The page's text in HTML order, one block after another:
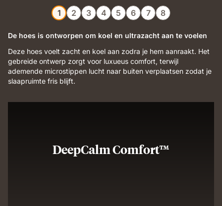
1 2 3 4 5 6 7 8
De hoes is ontworpen om koel en ultrazacht aan te voelen
Deze hoes voelt zacht en koel aan zodra je hem aanraakt. Het
gebreide ontwerp zorgt voor luxueus comfort, terwijl
ademende microstippen lucht naar buiten verplaatsen zodat je
slaapruimte fris blijft.
DeepCalm Comfort™